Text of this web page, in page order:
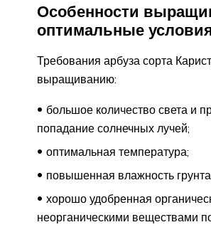
Особенности
оптимальные
Требования арбуза сорта
выращиванию:
большое количество света и
попадание солнечных лучей;
оптимальная температура;
повышенная влажность
хорошо удобренная
неорганическими веществами